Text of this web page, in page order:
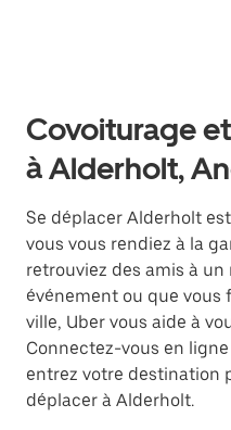
Covoiturage
à Alderholt,
Se déplacer Alderholt
vous vous rendiez à la
retrouviez des amis à
événement ou que vous
ville, Uber vous aide à
Connectez-vous en
entrez votre destination
déplacer à Alderholt.